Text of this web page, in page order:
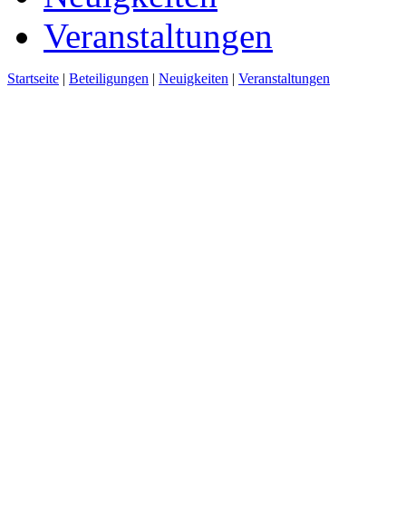
Veranstaltungen
Startseite | Beteiligungen | Neuigkeiten | Veranstaltungen